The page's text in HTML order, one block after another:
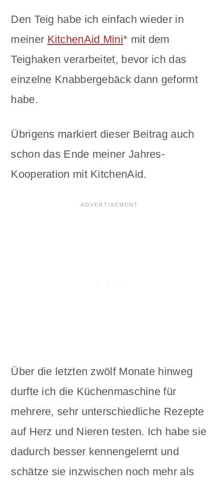
Den Teig habe ich einfach wieder in
meiner KitchenAid Mini* mit dem
Teighaken verarbeitet, bevor ich das
einzelne Knabbergebäck dann geformt
habe.
Übrigens markiert dieser Beitrag auch
schon das Ende meiner Jahres-
Kooperation mit KitchenAid.
Über die letzten zwölf Monate hinweg
durfte ich die Küchenmaschine für
mehrere, sehr unterschiedliche Rezepte
auf Herz und Nieren testen. Ich habe sie
dadurch besser kennengelernt und
schätze sie inzwischen noch mehr als